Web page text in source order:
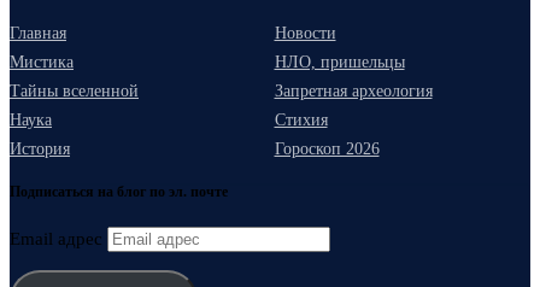
Главная
Новости
Мистика
НЛО, пришельцы
Тайны вселенной
Запретная археология
Наука
Стихия
История
Гороскоп 2026
Подписаться на блог по эл. почте
Email адрес